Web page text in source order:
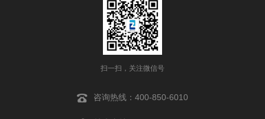
扫一扫，关注微信号
咨询热线：400-850-6010